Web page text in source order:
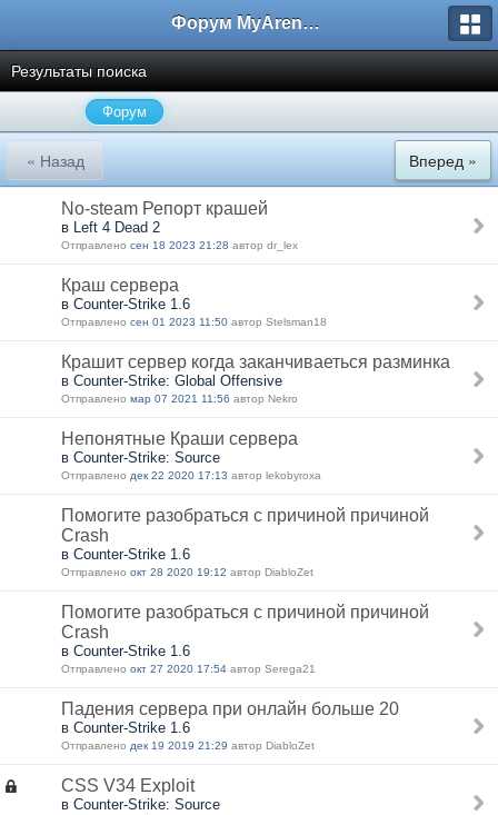
Форум MyArena.ru
Результаты поиска
Форум
« Назад Вперед »
No-steam Репорт крашей
в Left 4 Dead 2
Отправлено сен 18 2023 21:28 автор dr_lex
Краш сервера
в Counter-Strike 1.6
Отправлено сен 01 2023 11:50 автор Stelsman18
Крашит сервер когда заканчиваеться разминка
в Counter-Strike: Global Offensive
Отправлено мар 07 2021 11:56 автор Nekro
Непонятные Краши сервера
в Counter-Strike: Source
Отправлено дек 22 2020 17:13 автор lekobyroxa
Помогите разобраться с причиной причиной
Crash
в Counter-Strike 1.6
Отправлено окт 28 2020 19:12 автор DiabloZet
Помогите разобраться с причиной причиной
Crash
в Counter-Strike 1.6
Отправлено окт 27 2020 17:54 автор Serega21
Падения сервера при онлайн больше 20
в Counter-Strike 1.6
Отправлено дек 19 2019 21:29 автор DiabloZet
CSS V34 Exploit
в Counter-Strike: Source